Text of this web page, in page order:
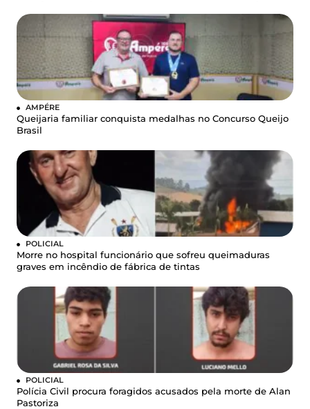
AMPÉRE
Queijaria familiar conquista medalhas no Concurso Queijo
Brasil
POLICIAL
Morre no hospital funcionário que sofreu queimaduras
graves em incêndio de fábrica de tintas
POLICIAL
Polícia Civil procura foragidos acusados pela morte de Alan
Pastoriza